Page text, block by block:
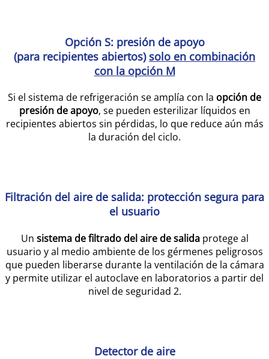
Opción S: presión de apoyo
(para recipientes abiertos) solo en combinación
con la opción M
Si el sistema de refrigeración se amplía con la opción de
presión de apoyo, se pueden esterilizar líquidos en
recipientes abiertos sin pérdidas, lo que reduce aún más
la duración del ciclo.
Filtración del aire de salida: protección segura para
el usuario
Un sistema de filtrado del aire de salidaprotege al
usuario y al medio ambiente de los gérmenes peligrosos
que pueden liberarse durante la ventilación de la cámara
y permite utilizar el autoclave en laboratorios a partir del
nivel de seguridad 2.
Detector de aire